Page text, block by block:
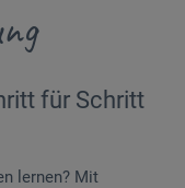
für Schritt
lernen? Mit